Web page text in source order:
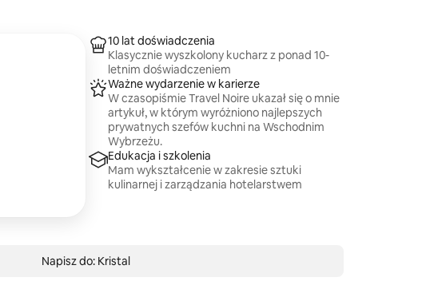
10 lat doświadczenia
Klasycznie wyszkolony kucharz z ponad 10-
letnim doświadczeniem
Ważne wydarzenie w karierze
W czasopiśmie Travel Noire ukazał się o mnie
artykuł, w którym wyróżniono najlepszych
prywatnych szefów kuchni na Wschodnim
Wybrzeżu.
Edukacja i szkolenia
Mam wykształcenie w zakresie sztuki
kulinarnej i zarządzania hotelarstwem
Napisz do: Kristal